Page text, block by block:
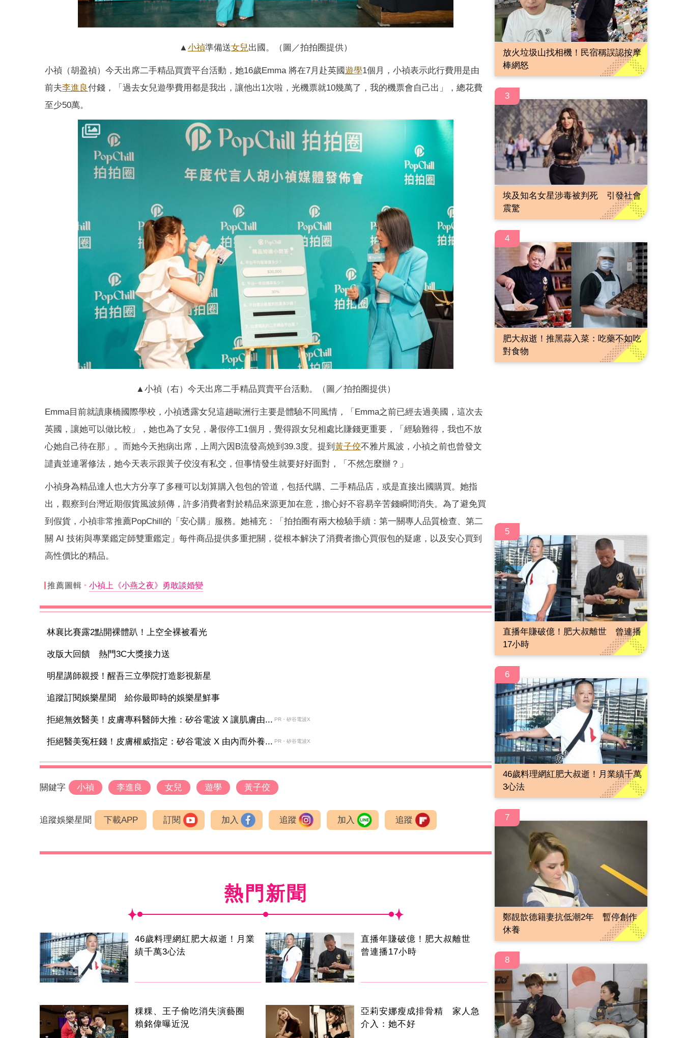
▲ 小禎準備送女兒出國。（圖／拍拍圈提供）
小禎（胡盈禎）今天出席二手精品買賣平台活動，她16歲Emma 將在7月赴英國遊學1個月，小禎表示此行費用是由
前夫李進良付錢，「過去女兒遊學費用都是我出，讓他出1次啦，光機票就10幾萬了，我的機票會自己出」，總花費
至少50萬。
▲小禎（右）今天出席二手精品買賣平台活動。（圖／拍拍圈提供）
Emma目前就讀康橋國際學校，小禎透露女兒這趟歐洲行主要是體驗不同風情，「Emma之前已經去過美國，這次去
英國，讓她可以做比較」，她也為了女兒，暑假停工1個月，覺得跟女兒相處比賺錢更重要，「經驗難得，我也不放
心她自己待在那」。而她今天抱病出席，上周六因B流發高燒到39.3度。提到 黃子佼不雅片風波，小禎之前也曾發文
譴責並連署修法，她今天表示跟黃子佼沒有私交，但事情發生就要好好面對，「不然怎麼辦？」
小禎身為精品達人也大方分享了多種可以划算購入包包的管道，包括代購、二手精品店，或是直接出國購買。她指
出，觀察到台灣近期假貨風波頻傳，許多消費者對於精品來源更加在意，擔心好不容易辛苦錢瞬間消失。為了避免買
到假貨，小禎非常推薦PopChill的「安心購」服務。她補充：「拍拍圈有兩大檢驗手續：第一關專人品質檢查、第二
關 AI 技術與專業鑑定師雙重鑑定」每件商品提供多重把關，從根本解決了消費者擔心買假包的疑慮，以及安心買到
高性價比的精品。
推薦圖輯 小禎上《小燕之夜》勇敢談婚變
林襄比賽露2點開裸體趴！上空全裸被看光
改版大回饋 熱門3C大獎接力送
明星講師親授！醒吾三立學院打造影視新星
追蹤訂閱娛樂星聞 給你最即時的娛樂星鮮事
拒絕無效醫美！皮膚專科醫師大推：矽谷電波 X 讓肌膚由... PR・矽谷電波X
拒絕醫美冤枉錢！皮膚權威指定：矽谷電波 X 由內而外養... PR・矽谷電波X
關鍵字 小禎 李進良 女兒 遊學 黃子佼
追蹤娛樂星聞 下載APP 訂閱 加入 追蹤 加入 追蹤
熱門新聞
46歲料理網紅肥大叔逝！月業
績千萬3心法
直播年賺破億！肥大叔離世
曾連播17小時
粿粿、王子偷吃消失演藝圈
賴銘偉曝近況
亞莉安娜瘦成排骨精 家人急
介入：她不好
放火垃圾山找相機！民宿稱誤認按摩
棒網怒
3
埃及知名女星涉毒被判死 引發社會
震驚
4
肥大叔逝！推黑蒜入菜：吃藥不如吃
對食物
5
直播年賺破億！肥大叔離世 曾連播
17小時
6
46歲料理網紅肥大叔逝！月業績千萬
3心法
7
鄭靚歆德籍妻抗低潮2年 暫停創作
休養
8